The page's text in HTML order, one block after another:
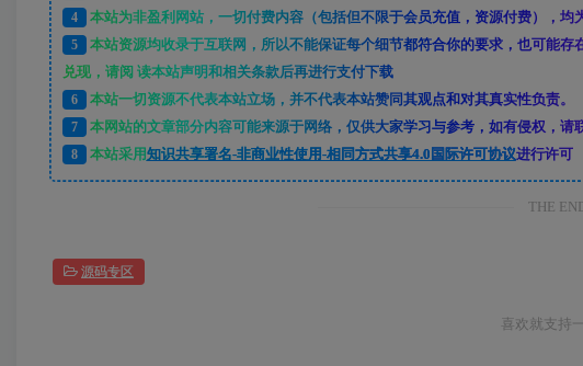
4
本站为非盈利网站，一切付费内容（包括但不限于会员充值，资源付费），均
5
本站资源均收录于互联网，所以不能保证每个细节都符合你的要求，也可能
兑现，请阅 读本站声明和相关条款后再进行支付下载
6
本站一切资源不代表本站立场，并不代表本站赞同其观点和对其真实性负责。
7
本网站的文章部分内容可能来源于网络，仅供大家学习与参考，如有侵权，请
8
本站采用知识共享署名-非商业性使用-相同方式共享4.0国际许可协议进行许可
THE
源码专区
喜欢就支持